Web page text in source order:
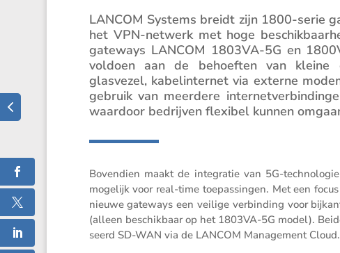
LANCOM Systems breidt zijn 1800-serie
het VPN-netwerk met hoge
gateways LANCOM 1803VA-5G en
voldoen aan de behoeften van kleine
glasvezel, kabel­in­ternet via externe
gebruik van meerdere
waardoor bedrijven flexibel kunnen
Boven­dien maakt de integratie van 5G-
mogelijk voor real-time toepas­singen. Met een
nieuwe gateways een veilige verbin­ding voor
(alleen beschik­baar op het 1803VA-5G model).
seerd SD-WAN via de LANCOM Manage­ment Cloud.